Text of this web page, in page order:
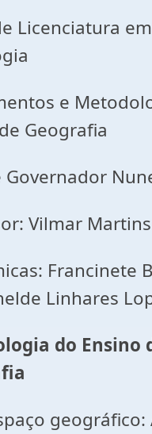
Licenciatura em
e
Geografia
Governador
Vilmar
Francinete
Linhares
do Ensino
geográfico: